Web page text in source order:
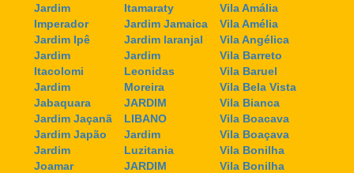
Jardim
Imperador
Jardim Ipê
Jardim
Itacolomi
Jardim
Jabaquara
Jardim Jaçanã
Jardim Japão
Jardim
Joamar
Itamaraty
Jardim Jamaica
Jardim laranjal
Jardim
Leonidas
Moreira
JARDIM
LIBANO
Jardim
Luzitania
JARDIM
Vila Amália
Vila Amélia
Vila Angélica
Vila Barreto
Vila Baruel
Vila Bela Vista
Vila Bianca
Vila Boacava
Vila Boaçava
Vila Bonilha
Vila Bonilha